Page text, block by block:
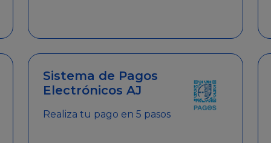
Sistema de Pagos
Electrónicos AJ
Realiza tu pago en 5 pasos